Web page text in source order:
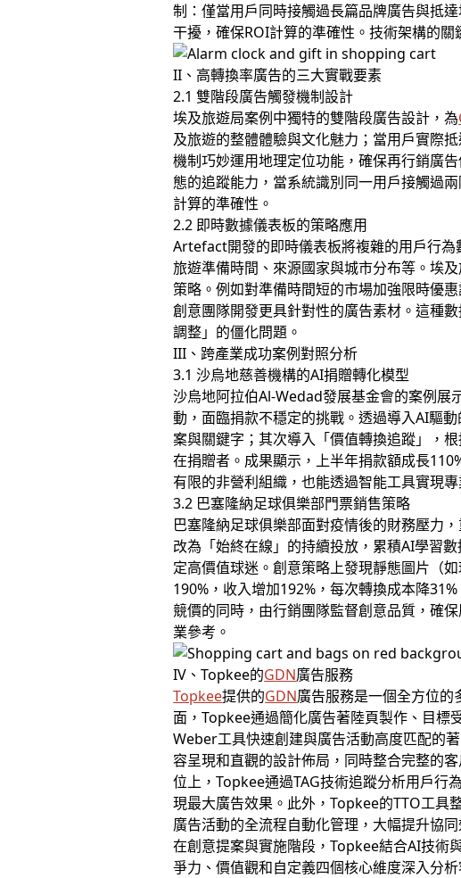
制：僅當用戶同時接觸過長篇品牌廣告與抵
干擾，確保ROI計算的準確性。技術架構的
II、高轉換率廣告的三大實戰要素
2.1 雙階段廣告觸發機制設計
埃及旅遊局案例中獨特的雙階段廣告設計，為
及旅遊的整體體驗與文化魅力；當用戶實際
機制巧妙運用地理定位功能，確保再行銷廣
態的追蹤能力，當系統識別同一用戶接觸過
計算的準確性。
2.2 即時數據儀表板的策略應用
Artefact開發的即時儀表板將複雜的用戶行為
旅遊準備時間、來源國家與城市分布等。埃
策略。例如對準備時間短的市場加強限時優
創意團隊開發更具針對性的廣告素材。這種
調整」的僵化問題。
III、跨產業成功案例對照分析
3.1 沙烏地慈善機構的AI捐贈轉化模型
沙烏地阿拉伯Al-Wedad發展基金會的案例展
動，面臨捐款不穩定的挑戰。透過導入AI驅動
案與關鍵字；其次導入「價值轉換追蹤」，
在捐贈者。成果顯示，上半年捐款額成長
有限的非營利組織，也能透過智能工具實現
3.2 巴塞隆納足球俱樂部門票銷售策略
巴塞隆納足球俱樂部面對疫情後的財務壓力
改為「始終在線」的持續投放，累積AI學習
定高價值球迷。創意策略上發現靜態圖片（
190%，收入增加192%，每次轉換成本降
競價的同時，由行銷團隊監督創意品質，確
業參考。
IV、Topkee的GDN廣告服務
Topkee提供的GDN廣告服務是一個全方位
面，Topkee通過簡化廣告著陸頁製作、目標
Weber工具快速創建與廣告活動高度匹配的
容呈現和直觀的設計佈局，同時整合完整的
位上，Topkee通過TAG技術追蹤分析用戶行
現最大廣告效果。此外，Topkee的TTO工具
廣告活動的全流程自動化管理，大幅提升協同
在創意提案與實施階段，Topkee結合AI技術
爭力、價值觀和自定義四個核心維度深入分